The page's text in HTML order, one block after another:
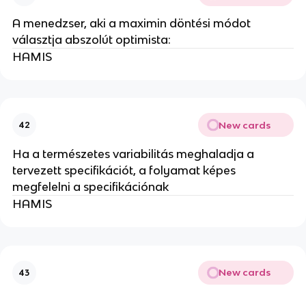
A menedzser, aki a maximin döntési módot
választja abszolút optimista:
HAMIS
42 New cards
Ha a természetes variabilitás meghaladja a
tervezett specifikációt, a folyamat képes
megfelelni a specifikációnak
HAMIS
43 New cards